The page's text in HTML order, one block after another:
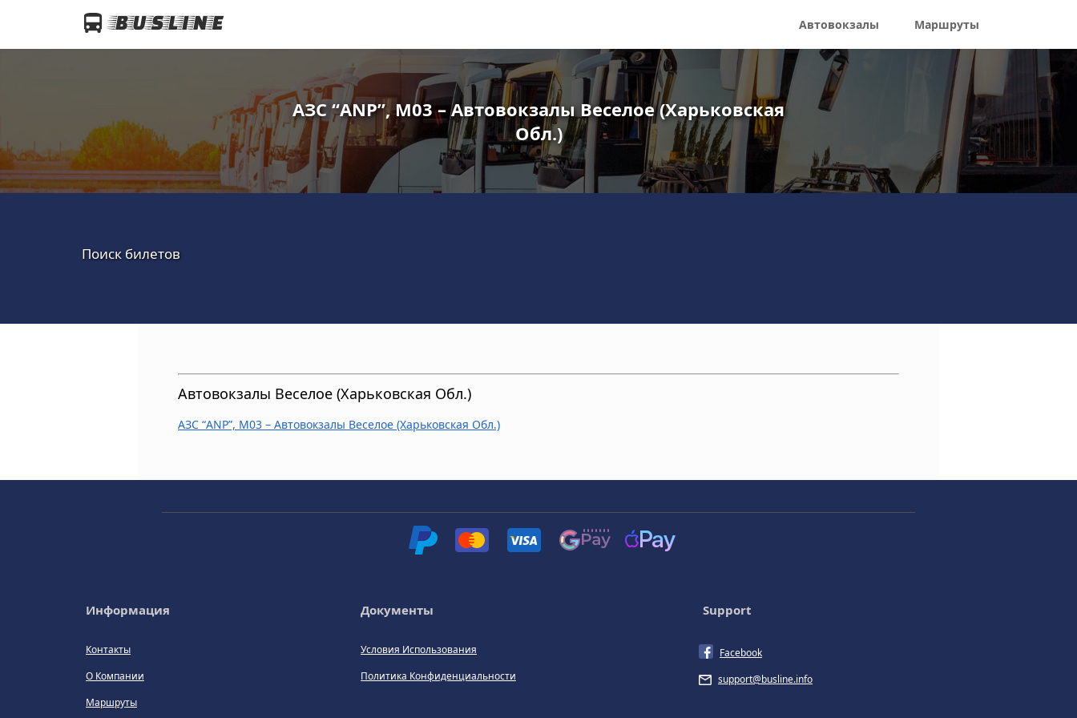
Автовокзалы Маршруты
АЗС “ANP”, M03 – Автовокзалы Веселое (Харьковская
Обл.)
Поиск билетов
Автовокзалы Веселое (Харьковская Обл.)
АЗС “ANP”, M03 – Автовокзалы Веселое (Харьковская Обл.)
Информация
Контакты
О Компании
Маршруты
Документы
Условия Использования
Политика Конфиденциальности
Support
Facebook
support@busline.info